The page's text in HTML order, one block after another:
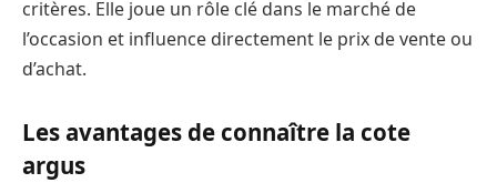
critères. Elle joue un rôle clé dans le marché de
l’occasion et influence directement le prix de vente ou
d’achat.
Les avantages de connaître la cote
argus